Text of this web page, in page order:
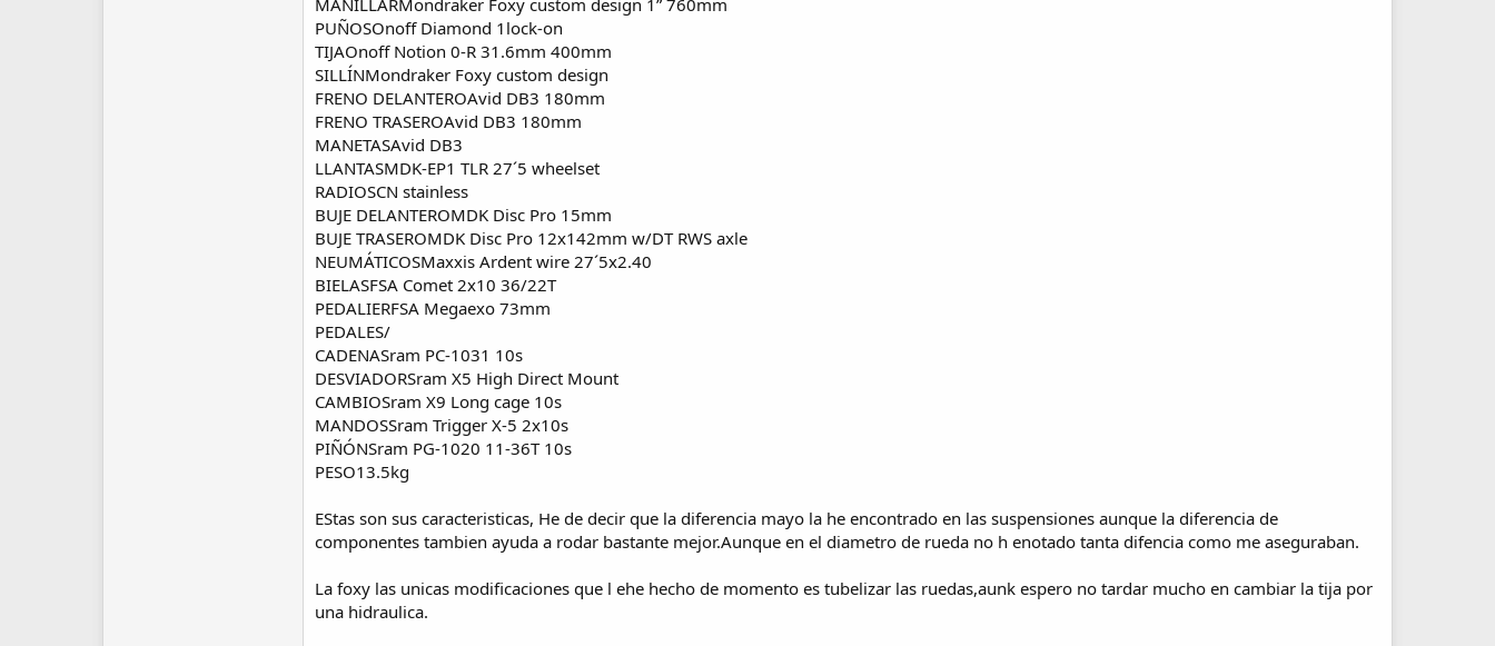
MANILLARMondraker Foxy custom design 1” 760mm
PUÑOSOnoff Diamond 1lock-on
TIJAOnoff Notion 0-R 31.6mm 400mm
SILLÍNMondraker Foxy custom design
FRENO DELANTEROAvid DB3 180mm
FRENO TRASEROAvid DB3 180mm
MANETASAvid DB3
LLANTASMDK-EP1 TLR 27´5 wheelset
RADIOSCN stainless
BUJE DELANTEROMDK Disc Pro 15mm
BUJE TRASEROMDK Disc Pro 12x142mm w/DT RWS axle
NEUMÁTICOSMaxxis Ardent wire 27´5x2.40
BIELASFSA Comet 2x10 36/22T
PEDALIERFSA Megaexo 73mm
PEDALES/
CADENASram PC-1031 10s
DESVIADORSram X5 High Direct Mount
CAMBIOSram X9 Long cage 10s
MANDOSSram Trigger X-5 2x10s
PIÑÓNSram PG-1020 11-36T 10s
PESO13.5kg
EStas son sus caracteristicas, He de decir que la diferencia mayo la he encontrado en las suspensiones aunque la diferencia de
componentes tambien ayuda a rodar bastante mejor.Aunque en el diametro de rueda no h enotado tanta difencia como me aseguraban.
La foxy las unicas modificaciones que l ehe hecho de momento es tubelizar las ruedas,aunk espero no tardar mucho en cambiar la tija por
una hidraulica.